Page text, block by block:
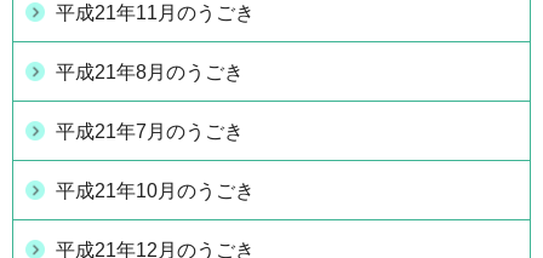
平成21年11月のうごき
平成21年8月のうごき
平成21年7月のうごき
平成21年10月のうごき
平成21年12月のうごき